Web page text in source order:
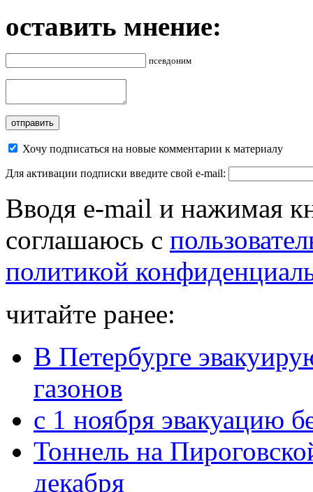
оставить мнение:
псевдоним
Хочу подписаться на новые комментарии к материалу
Для активации подписки введите свой e-mail:
Вводя e-mail и нажимая
соглашаюсь с
политикой
читайте ранее:
В Петербурге
газонов
с 1 ноября эвакуацию
Тоннель на
декабря